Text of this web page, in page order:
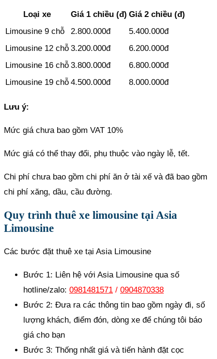
Loại xe Giá 1 chiều (đ) Giá 2 chiều (đ)
Limousine 9 chỗ
2.800.000đ
5.400.000đ
Limousine 12 chỗ 3.200.000đ
6.200.000đ
Limousine 16 chỗ 3.800.000đ
6.800.000đ
Limousine 19 chỗ 4.500.000đ 8.000.000đ
Lưu ý:
Mức giá chưa bao gồm VAT 10%
Mức giá có thể thay đổi, phụ thuộc vào ngày lễ, tết.
Chi phí chưa bao gồm chi phí ăn ở tài xế và đã bao gồm
chi phí xăng, dầu, cầu đường.
Quy trình thuê xe limousine tại Asia
Limousine
Các bước đặt thuê xe tại Asia Limousine
Bước 1: Liên hệ với Asia Limousine qua số
hotline/zalo: 0981481571 / 0904870338
Bước 2: Đưa ra các thông tin bao gồm ngày đi, số
lượng khách, điểm đón, dòng xe để chúng tôi báo
giá cho bạn
Bước 3: Thống nhất giá và tiến hành đặt cọc